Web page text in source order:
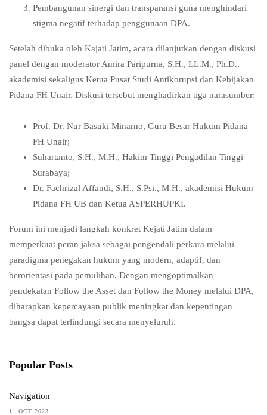
Pembangunan sinergi dan transparansi guna menghindari
stigma negatif terhadap penggunaan DPA.
Setelah dibuka oleh Kajati Jatim, acara dilanjutkan dengan diskusi
panel dengan moderator Amira Paripurna, S.H., LL.M., Ph.D.,
akademisi sekaligus Ketua Pusat Studi Antikorupsi dan Kebijakan
Pidana FH Unair. Diskusi tersebut menghadirkan tiga narasumber:
Prof. Dr. Nur Basuki Minarno, Guru Besar Hukum Pidana
FH Unair;
Suhartanto, S.H., M.H., Hakim Tinggi Pengadilan Tinggi
Surabaya;
Dr. Fachrizal Affandi, S.H., S.Psi., M.H., akademisi Hukum
Pidana FH UB dan Ketua ASPERHUPKI.
Forum ini menjadi langkah konkret Kejati Jatim dalam
memperkuat peran jaksa sebagai pengendali perkara melalui
paradigma penegakan hukum yang modern, adaptif, dan
berorientasi pada pemulihan. Dengan mengoptimalkan
pendekatan Follow the Asset dan Follow the Money melalui DPA,
diharapkan kepercayaan publik meningkat dan kepentingan
bangsa dapat terlindungi secara menyeluruh.
Popular Posts
Navigation
11 OCT 2023